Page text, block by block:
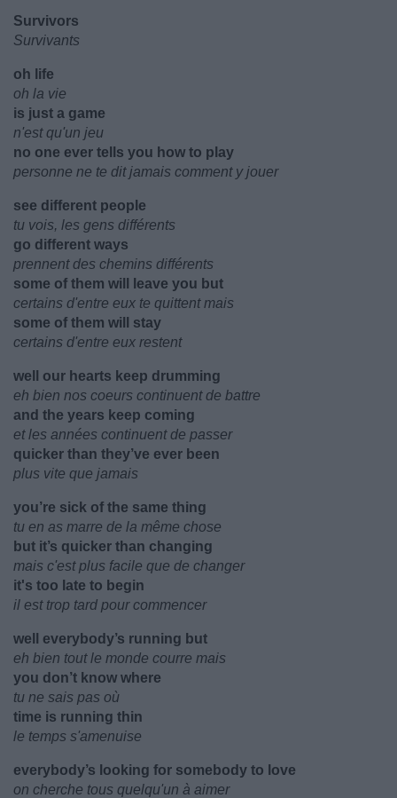
Survivors
Survivants
oh life
oh la vie
is just a game
n'est qu'un jeu
no one ever tells you how to play
personne ne te dit jamais comment y jouer
see different people
tu vois, les gens différents
go different ways
prennent des chemins différents
some of them will leave you but
certains d'entre eux te quittent mais
some of them will stay
certains d'entre eux restent
well our hearts keep drumming
eh bien nos coeurs continuent de battre
and the years keep coming
et les années continuent de passer
quicker than they’ve ever been
plus vite que jamais
you’re sick of the same thing
tu en as marre de la même chose
but it’s quicker than changing
mais c'est plus facile que de changer
it's too late to begin
il est trop tard pour commencer
well everybody’s running but
eh bien tout le monde courre mais
you don’t know where
tu ne sais pas où
time is running thin
le temps s'amenuise
everybody’s looking for somebody to love
on cherche tous quelqu'un à aimer